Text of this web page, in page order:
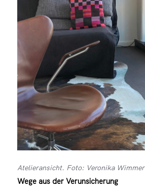
Atelieransicht. Foto: Veronika Wimmer
Wege aus der Verunsicherung